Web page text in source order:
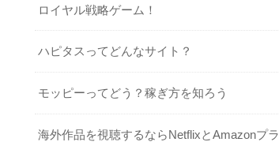
ロイヤル戦略ゲーム！
ハピタスってどんなサイト？
モッピーってどう？稼ぎ方を知ろう
海外作品を視聴するならNetflixとAmazonプラ